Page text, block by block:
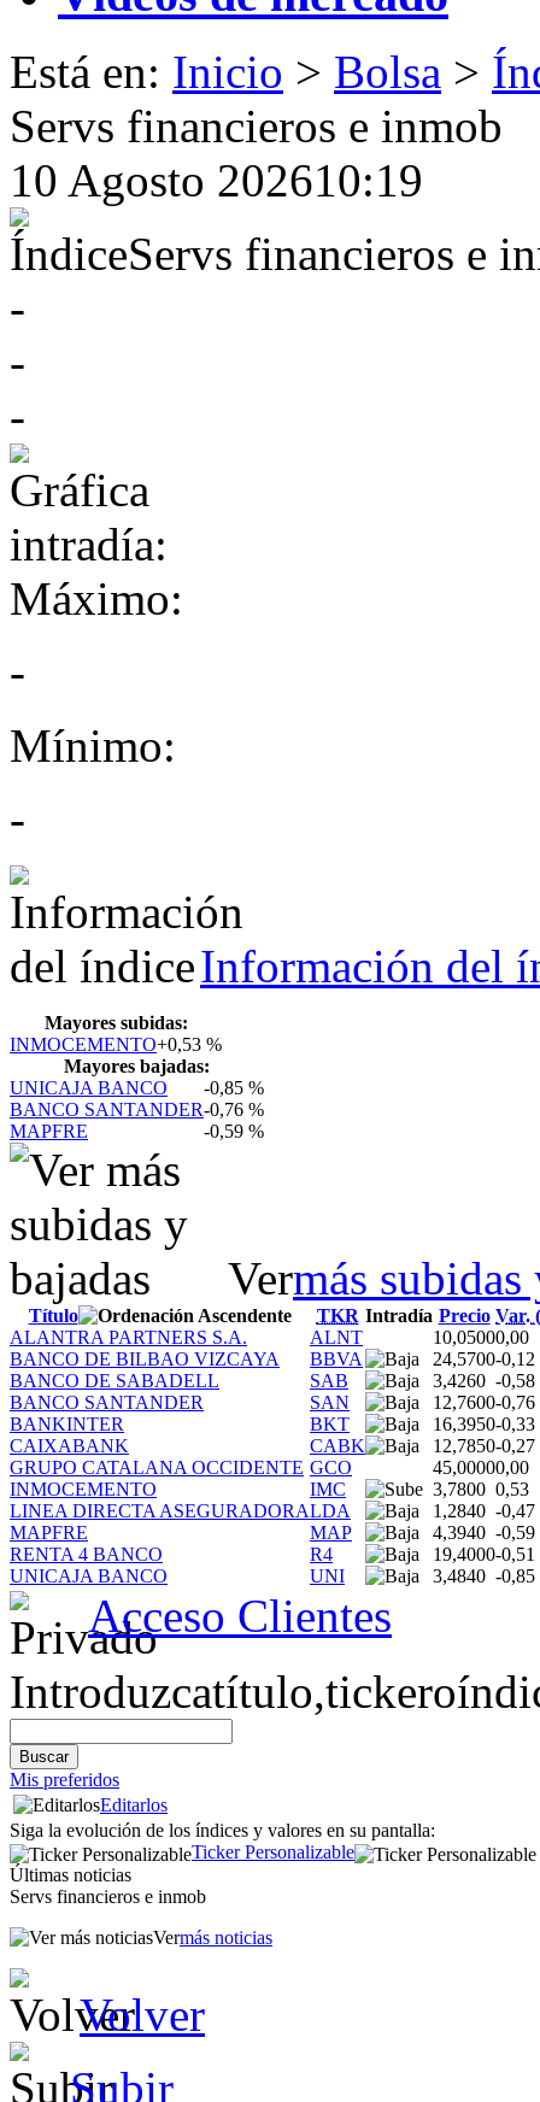
Está en: Inicio > Bolsa >
Servs financieros e inmob
10 Agosto 202610:19
ÍndiceServs financieros e
-
-
-
Máximo:
-
Mínimo:
-
Información del
Mayores subidas:
INMOCEMENTO+0,53 %
Mayores bajadas:
UNICAJA BANCO
-0,85 %
BANCO SANTANDER-0,76 %
MAPFRE
-0,59 %
Vermás subidas
Título TKR Intradía Precio Var.
ALANTRA PARTNERS S.A.
ALNT 10,05000,00
BANCO DE BILBAO VIZCAYA
BBVA 24,5700-0,12
BANCO DE SABADELL
SAB 3,4260 -0,58
BANCO SANTANDER
SAN 12,7600-0,76
BANKINTER
BKT 16,3950-0,33
CAIXABANK
CABK 12,7850-0,27
GRUPO CATALANA OCCIDENTE GCO 45,00000,00
INMOCEMENTO
IMC 3,7800 0,53
LINEA DIRECTA ASEGURADORALDA 1,2840 -0,47
MAPFRE
MAP 4,3940 -0,59
RENTA 4 BANCO
R4 19,4000-0,51
UNICAJA BANCO
UNI 3,4840 -0,85
Acceso Clientes
Introduzcatítulo,tickero
Mis preferidos
Editarlos
Siga la evolución de los índices y valores en su pantalla:
Ticker Personalizable
Últimas noticias
Servs financieros e inmob
Vermás noticias
Volver
Subir